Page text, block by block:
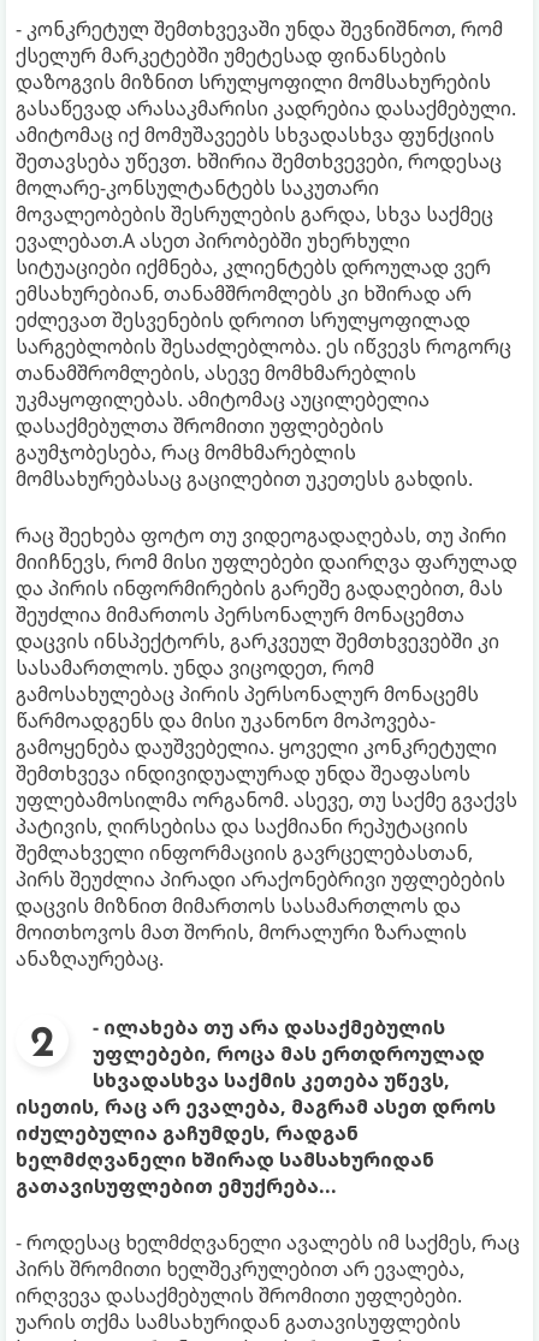
- კონკრეტულ შემთხვევაში უნდა შევნიშნოთ, რომ
ქსელურ მარკეტებში უმეტესად ფინანსების
დაზოგვის მიზნით სრულყოფილი მომსახურების
გასაწევად არასაკმარისი კადრებია დასაქმებული.
ამიტომაც იქ მომუშავეებს სხვადასხვა ფუნქციის
შეთავსება უწევთ. ხშირია შემთხვევები, როდესაც
მოლარე-კონსულტანტებს საკუთარი
მოვალეობების შესრულების გარდა, სხვა საქმეც
ევალებათ.A ასეთ პირობებში უხერხული
სიტუაციები იქმნება, კლიენტებს დროულად ვერ
ემსახურებიან, თანამშრომლებს კი ხშირად არ
ეძლევათ შესვენების დროით სრულყოფილად
სარგებლობის შესაძლებლობა. ეს იწვევს როგორც
თანამშრომლების, ასევე მომხმარებლის
უკმაყოფილებას. ამიტომაც აუცილებელია
დასაქმებულთა შრომითი უფლებების
გაუმჯობესება, რაც მომხმარებლის
მომსახურებასაც გაცილებით უკეთესს გახდის.
რაც შეეხება ფოტო თუ ვიდეოგადაღებას, თუ პირი
მიიჩნევს, რომ მისი უფლებები დაირღვა ფარულად
და პირის ინფორმირების გარეშე გადაღებით, მას
შეუძლია მიმართოს პერსონალურ მონაცემთა
დაცვის ინსპექტორს, გარკვეულ შემთხვევებში კი
სასამართლოს. უნდა ვიცოდეთ, რომ
გამოსახულებაც პირის პერსონალურ მონაცემს
წარმოადგენს და მისი უკანონო მოპოვება-
გამოყენება დაუშვებელია. ყოველი კონკრეტული
შემთხვევა ინდივიდუალურად უნდა შეაფასოს
უფლებამოსილმა ორგანომ. ასევე, თუ საქმე გვაქვს
პატივის, ღირსებისა და საქმიანი რეპუტაციის
შემლახველი ინფორმაციის გავრცელებასთან,
პირს შეუძლია პირადი არაქონებრივი უფლებების
დაცვის მიზნით მიმართოს სასამართლოს და
მოითხოვოს მათ შორის, მორალური ზარალის
ანაზღაურებაც.
- ილახება თუ არა დასაქმებულის
უფლებები, როცა მას ერთდროულად
სხვადასხვა საქმის კეთება უწევს,
ისეთის, რაც არ ევალება, მაგრამ ასეთ დროს
იძულებულია გაჩუმდეს, რადგან
ხელმძღვანელი ხშირად სამსახურიდან
გათავისუფლებით ემუქრება...
- როდესაც ხელმძღვანელი ავალებს იმ საქმეს, რაც
პირს შრომითი ხელშეკრულებით არ ევალება,
ირღვევა დასაქმებულის შრომითი უფლებები.
უარის თქმა სამსახურიდან გათავისუფლების